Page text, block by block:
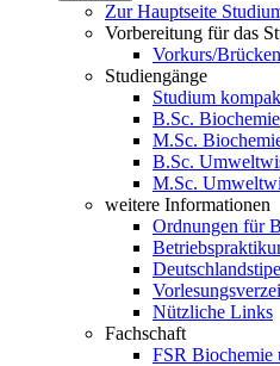
Zur Hauptseite
Vorbereitung für das
Vorkurs/
Studiengänge
Studium
B.Sc. Biochemie
M.Sc.
B.Sc.
M.Sc.
weitere Informationen
Ordnungen für
Nützliche Links
Fachschaft
FSR Biochemie